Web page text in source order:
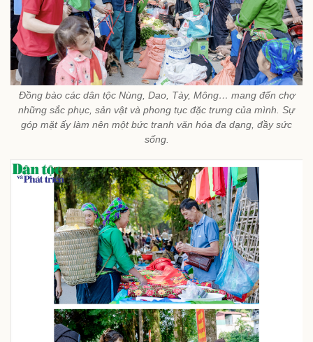
Đồng bào các dân tộc Nùng, Dao, Tày, Mông… mang đến chợ
những sắc phục, sản vật và phong tục đặc trưng của mình. Sự
góp mặt ấy làm nên một bức tranh văn hóa đa dạng, đầy sức
sống.